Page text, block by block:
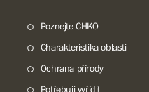
Poznejte CHKO
Charakteristika oblasti
Ochrana přírody
Potřebuji vyřídit